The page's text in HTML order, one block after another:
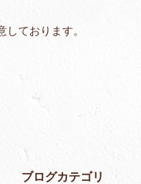
しております。
ブログカテゴリ